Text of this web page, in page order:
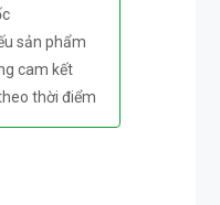
sản phẩm
cam kết
thời điểm